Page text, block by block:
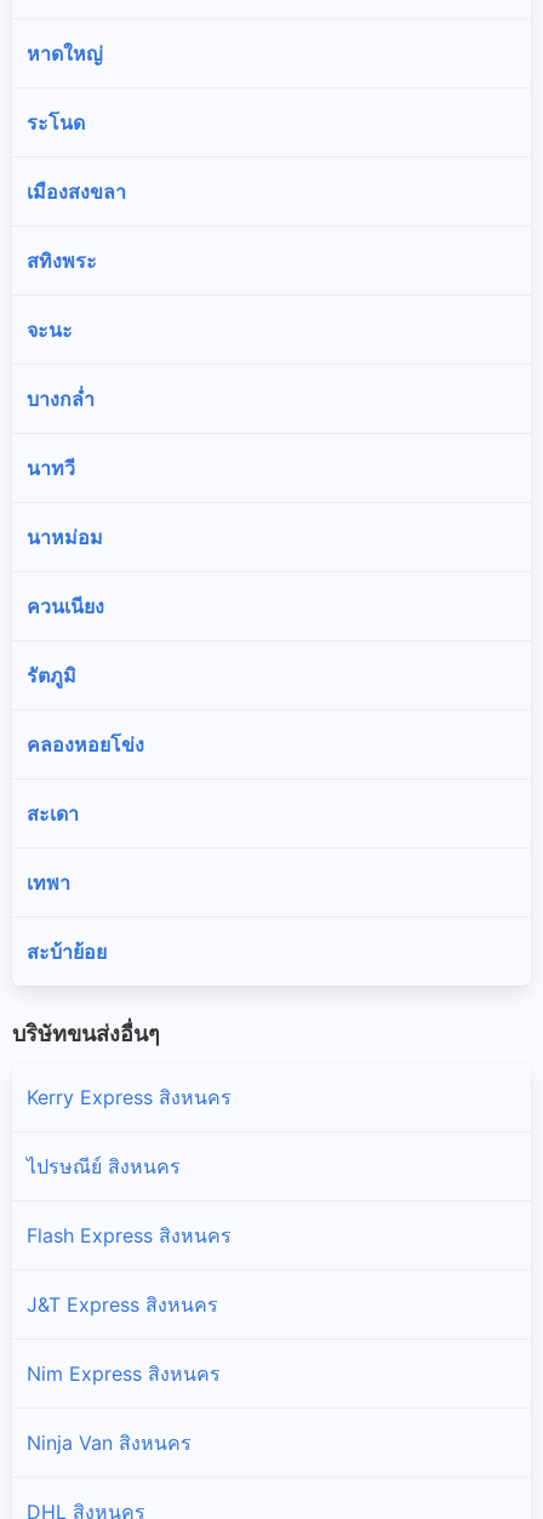
หาดใหญ่
ระโนด
เมืองสงขลา
สทิงพระ
จะนะ
บางกล่ำ
นาทวี
นาหม่อม
ควนเนียง
รัตภูมิ
คลองหอยโข่ง
สะเดา
เทพา
สะบ้าย้อย
บริษัทขนส่งอื่นๆ
Kerry Express สิงหนคร
ไปรษณีย์ สิงหนคร
Flash Express สิงหนคร
J&T Express สิงหนคร
Nim Express สิงหนคร
Ninja Van สิงหนคร
DHL สิงหนคร